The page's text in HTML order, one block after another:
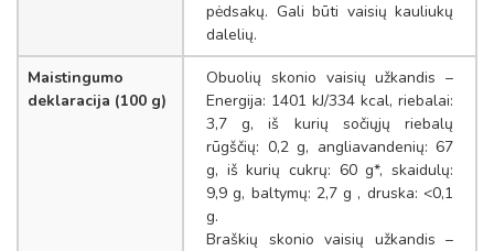
pėdsakų. Gali būti vaisių kauliukų
dalelių.
Maistingumo
deklaracija (100 g)
Obuolių skonio vaisių užkandis –
Energija: 1401 kJ/334 kcal, riebalai:
3,7 g, iš kurių sočiųjų riebalų
rūgščių: 0,2 g, angliavandenių: 67
g, iš kurių cukrų: 60 g*, skaidulų:
9,9 g, baltymų: 2,7 g , druska: <0,1
g.
Braškių skonio vaisių užkandis –